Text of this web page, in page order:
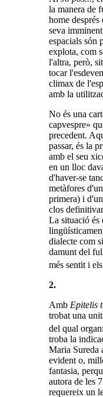
la manera de
home
seva
espacials són
explota, com
l'altra, però,
tocar
climax de
amb la
No és una
capvespre»
precedent.
passar, és la
amb el seu
en un lloc
d'haver-se
metàfores
primera) i
clos
La situació
dialecte com
damunt del
més sentit i
2.
Amb Epitelis
trobat una
del qual
troba la
Maria Sureda
evident o,
fantasia,
autora de les
requereix un